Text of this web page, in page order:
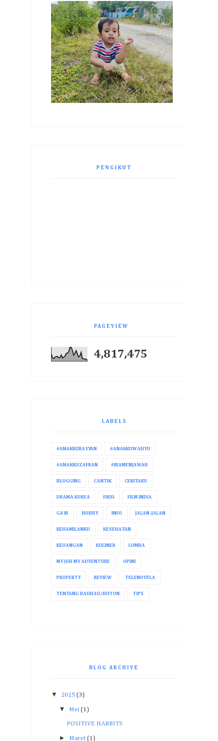
PENGIKUT
PAGEVIEW
4,817,475
LABELS
#ANAKKURAYYAN #ANAKKUWAHYU
#ANAKKUZAFRAN #IRAMENJAWAB
BLOGGING CANTIK CERITAKU
DRAMA KOREA FIKSI FILM INDIA
GAYA HOBBY INFO JALAN-JALAN
KEHAMILANKU KESEHATAN
KEUANGAN KULINER LOMBA
MY JOB MY ADVENTURE OPINI
PROPERTY REVIEW TELENOVELA
TENTANG BAUBAU/BUTON TIPS
BLOG ARCHIVE
▼ 2025 (3)
▼ Mei (1)
POSITIVE HABBITS
► Maret (1)